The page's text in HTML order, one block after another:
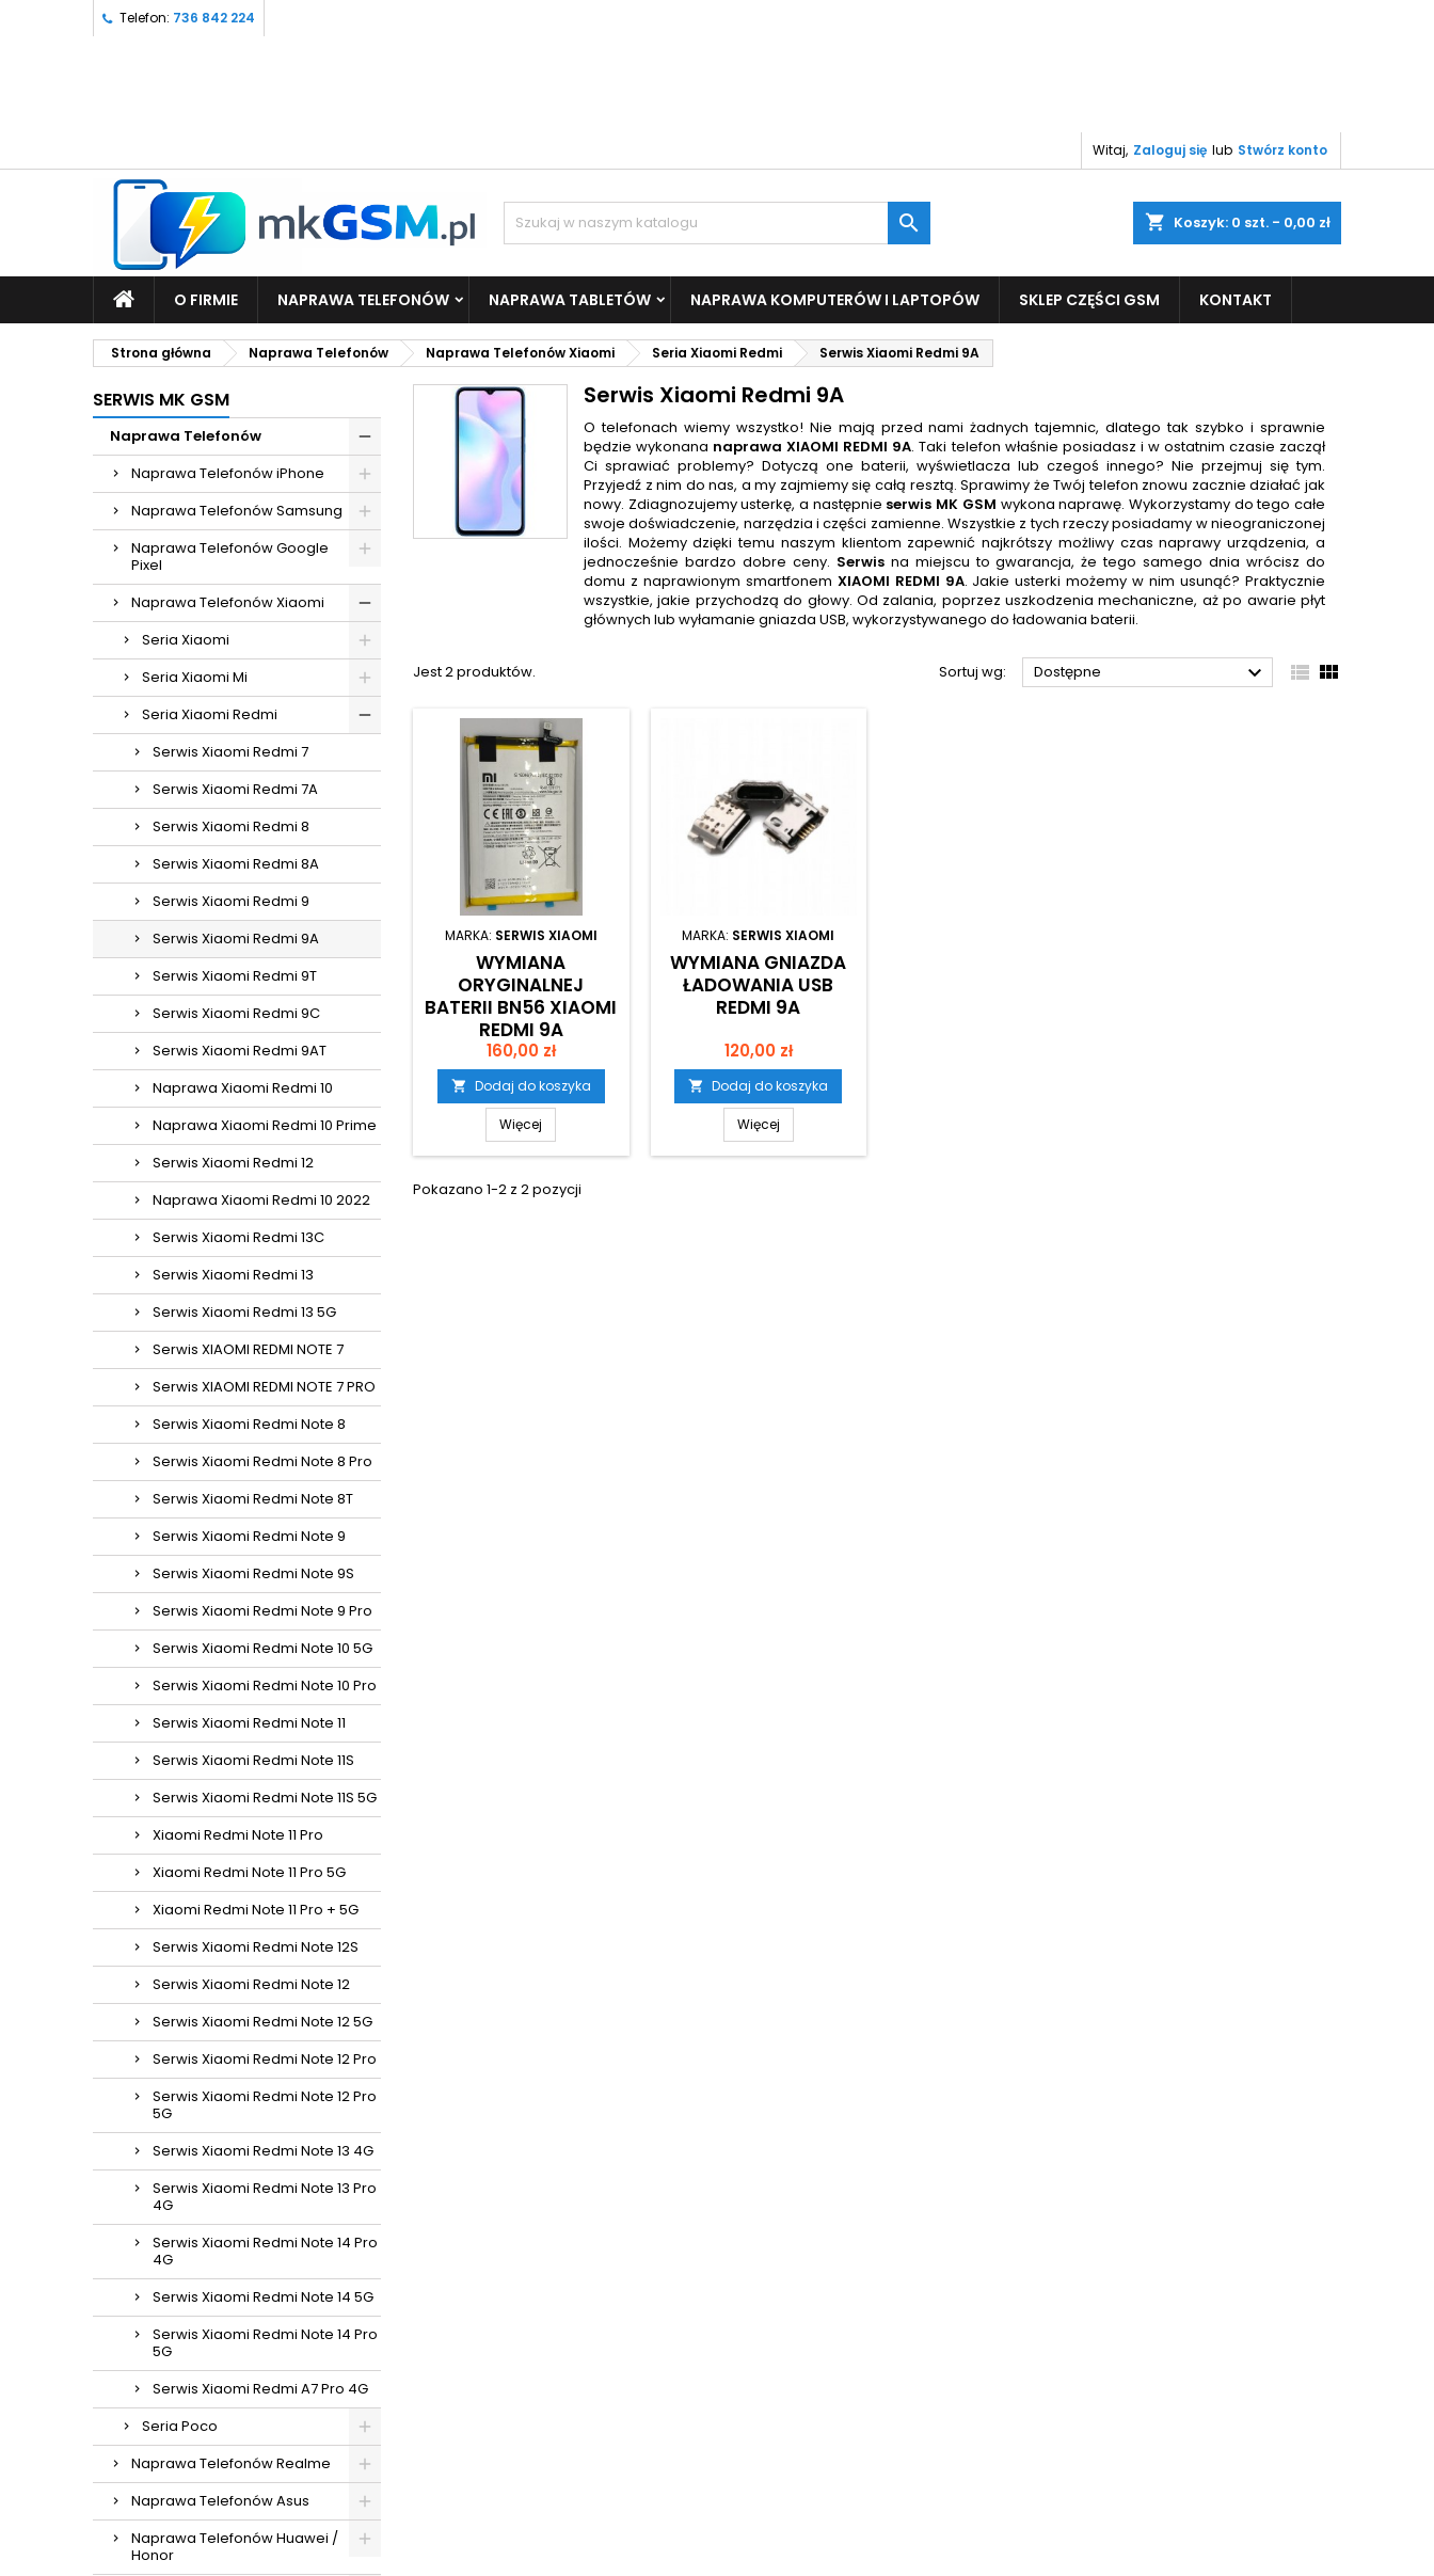
Telefon: 736 842 224
Witaj, Zaloguj się lub Stwórz konto
shopping_cart Koszyk: 0 szt. - 0,00 zł

O FIRMIE NAPRAWA TELEFONÓW NAPRAWA TABLETÓW NAPRAWA KOMPUTERÓW I LAPTOPÓW SKLEP CZĘŚCI GSM KONTAKT
Strona główna Naprawa Telefonów Naprawa Telefonów Xiaomi Seria Xiaomi Redmi Serwis Xiaomi Redmi 9A
SERWIS MK GSM
Naprawa Telefonów
Naprawa Telefonów iPhone
Naprawa Telefonów Samsung
Naprawa Telefonów Google
Pixel
Naprawa Telefonów Xiaomi
Seria Xiaomi
Seria Xiaomi Mi
Seria Xiaomi Redmi
Serwis Xiaomi Redmi 7
Serwis Xiaomi Redmi 7A
Serwis Xiaomi Redmi 8
Serwis Xiaomi Redmi 8A
Serwis Xiaomi Redmi 9
Serwis Xiaomi Redmi 9A
Serwis Xiaomi Redmi 9T
Serwis Xiaomi Redmi 9C
Serwis Xiaomi Redmi 9AT
Naprawa Xiaomi Redmi 10
Naprawa Xiaomi Redmi 10 Prime
Serwis Xiaomi Redmi 12
Naprawa Xiaomi Redmi 10 2022
Serwis Xiaomi Redmi 13C
Serwis Xiaomi Redmi 13
Serwis Xiaomi Redmi 13 5G
Serwis XIAOMI REDMI NOTE 7
Serwis XIAOMI REDMI NOTE 7 PRO
Serwis Xiaomi Redmi Note 8
Serwis Xiaomi Redmi Note 8 Pro
Serwis Xiaomi Redmi Note 8T
Serwis Xiaomi Redmi Note 9
Serwis Xiaomi Redmi Note 9S
Serwis Xiaomi Redmi Note 9 Pro
Serwis Xiaomi Redmi Note 10 5G
Serwis Xiaomi Redmi Note 10 Pro
Serwis Xiaomi Redmi Note 11
Serwis Xiaomi Redmi Note 11S
Serwis Xiaomi Redmi Note 11S 5G
Xiaomi Redmi Note 11 Pro
Xiaomi Redmi Note 11 Pro 5G
Xiaomi Redmi Note 11 Pro + 5G
Serwis Xiaomi Redmi Note 12S
Serwis Xiaomi Redmi Note 12
Serwis Xiaomi Redmi Note 12 5G
Serwis Xiaomi Redmi Note 12 Pro
Serwis Xiaomi Redmi Note 12 Pro
5G
Serwis Xiaomi Redmi Note 13 4G
Serwis Xiaomi Redmi Note 13 Pro
4G
Serwis Xiaomi Redmi Note 14 Pro
4G
Serwis Xiaomi Redmi Note 14 5G
Serwis Xiaomi Redmi Note 14 Pro
5G
Serwis Xiaomi Redmi A7 Pro 4G
Seria Poco
Naprawa Telefonów Realme
Naprawa Telefonów Asus
Naprawa Telefonów Huawei /
Honor
Serwis Xiaomi Redmi 9A
O telefonach wiemy wszystko! Nie mają przed nami żadnych tajemnic, dlatego tak szybko i sprawnie
będzie wykonana naprawa XIAOMI REDMI 9A. Taki telefon właśnie posiadasz i w ostatnim czasie zaczął
Ci sprawiać problemy? Dotyczą one baterii, wyświetlacza lub czegoś innego? Nie przejmuj się tym.
Przyjedź z nim do nas, a my zajmiemy się całą resztą. Sprawimy że Twój telefon znowu zacznie działać jak
nowy. Zdiagnozujemy usterkę, a następnie serwis MK GSM wykona naprawę. Wykorzystamy do tego całe
swoje doświadczenie, narzędzia i części zamienne. Wszystkie z tych rzeczy posiadamy w nieograniczonej
ilości. Możemy dzięki temu naszym klientom zapewnić najkrótszy możliwy czas naprawy urządzenia, a
jednocześnie bardzo dobre ceny. Serwisna miejscu to gwarancja, że tego samego dnia wrócisz do
domu z naprawionym smartfonem XIAOMI REDMI 9A. Jakie usterki możemy w nim usunąć? Praktycznie
wszystkie, jakie przychodzą do głowy. Od zalania, poprzez uszkodzenia mechaniczne, aż po awarie płyt
głównych lub wyłamanie gniazda USB, wykorzystywanego do ładowania baterii.
Jest 2 produktów. Sortuj wg: Dostępne   
MARKA: SERWIS XIAOMI
WYMIANA
ORYGINALNEJ
BATERII BN56 XIAOMI
REDMI 9A
Cena
160,00 zł
 Dodaj do koszyka
Więcej
MARKA: SERWIS XIAOMI
WYMIANA GNIAZDA
ŁADOWANIA USB
REDMI 9A
Cena
120,00 zł
 Dodaj do koszyka
Więcej
Pokazano 1-2 z 2 pozycji